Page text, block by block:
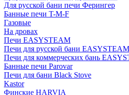
Для русской бани печи Ферингер
Банные печи T-M-F
Газовые
На дровах
Печи EASYSTEAM
Печи для русской бани EASYSTEAM
Печи для коммерческих бань
Банные печи Parovar
Печи для бани Black Stove
Kastor
Финские HARVIA